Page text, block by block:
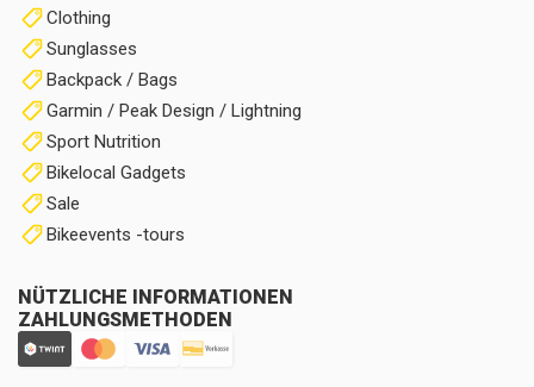
Clothing
Sunglasses
Backpack / Bags
Garmin / Peak Design / Lightning
Sport Nutrition
Bikelocal Gadgets
Sale
Bikeevents -tours
NÜTZLICHE INFORMATIONEN
ZAHLUNGSMETHODEN